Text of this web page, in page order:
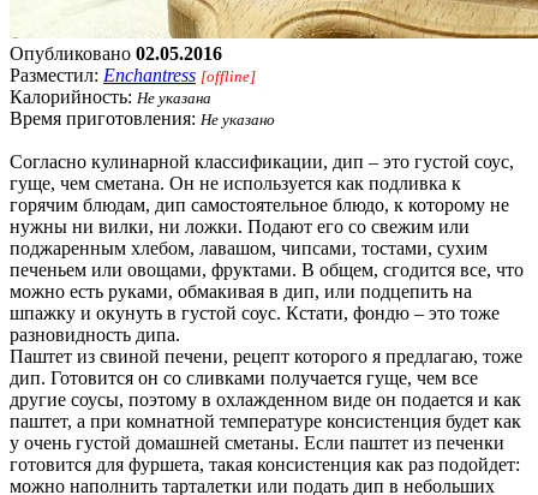
Опубликовано 02.05.2016
Разместил: Enchantress [offline]
Калорийность: Не указана
Время приготовления: Не указано
Согласно кулинарной классификации, дип – это густой соус,
гуще, чем сметана. Он не используется как подливка к
горячим блюдам, дип самостоятельное блюдо, к которому не
нужны ни вилки, ни ложки. Подают его со свежим или
поджаренным хлебом, лавашом, чипсами, тостами, сухим
печеньем или овощами, фруктами. В общем, сгодится все, что
можно есть руками, обмакивая в дип, или подцепить на
шпажку и окунуть в густой соус. Кстати, фондю – это тоже
разновидность дипа.
Паштет из свиной печени, рецепт которого я предлагаю, тоже
дип. Готовится он со сливками получается гуще, чем все
другие соусы, поэтому в охлажденном виде он подается и как
паштет, а при комнатной температуре консистенция будет как
у очень густой домашней сметаны. Если паштет из печенки
готовится для фуршета, такая консистенция как раз подойдет:
можно наполнить тарталетки или подать дип в небольших